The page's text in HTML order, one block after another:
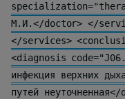
М.И.</doctor> </
</services>
<diagnosis
инфекция верхних
путей